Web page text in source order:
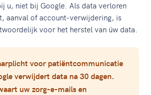
u, niet bij Google. Als data verloren
aanval of account-verwijdering, is
voor het herstel van úw data.
voor patiëntcommunicatie
verwijdert data na 30 dagen.
uw zorg-e-mails en